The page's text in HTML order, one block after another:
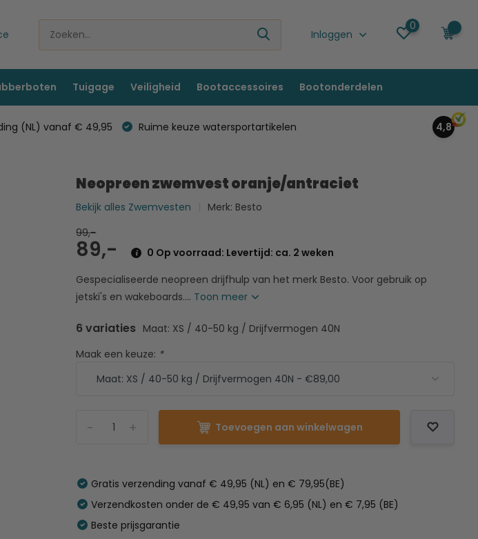
Inloggen
0
Tuigage Veiligheid Bootaccessoires Bootonderdelen
(NL) vanaf € 49,95 Ruime keuze watersportartikelen 4,8
Neopreen zwemvest oranje/antraciet
Bekijk alles Zwemvesten Merk: Besto
99,-
89,-
0 Op voorraad: Levertijd: ca. 2 weken
Gespecialiseerde neopreen drijfhulp van het merk Besto. Voor gebruik op
jetski's en wakeboards.... Toon meer
6 variaties Maat: XS / 40-50 kg / Drijfvermogen 40N
Maak een keuze: *
+
- Toevoegen aan winkelwagen
Gratis verzending vanaf € 49,95 (NL) en € 79,95(BE)
Verzendkosten onder de € 49,95 van € 6,95 (NL) en € 7,95 (BE)
Beste prijsgarantie